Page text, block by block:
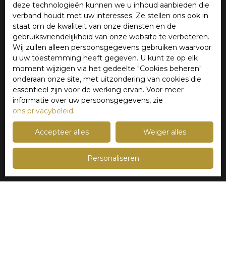
Verkoop huis Mouvaux (59420)
Verkoop huis Roncq (59223)
Verkoop appartement Lille (59800)
Ik ben eigenaar
Schat uw woning in
Vendre avec nous
Verkopersgebied
Verhuur management
Neem contact met ons op
deze technologieën kunnen we u inhoud aanbieden die
verband houdt met uw interesses. Ze stellen ons ook in
staat om de kwaliteit van onze diensten en de
gebruiksvriendelijkheid van onze website te verbeteren.
Wij zullen alleen persoonsgegevens gebruiken waarvoor
u uw toestemming heeft gegeven. U kunt ze op elk
moment wijzigen via het gedeelte ″Cookies beheren″
onderaan onze site, met uitzondering van cookies die
essentieel zijn voor de werking ervan. Voor meer
informatie over uw persoonsgegevens, zie
ons privacybeleid.
Accepteer alles Weiger alles
Personaliseren